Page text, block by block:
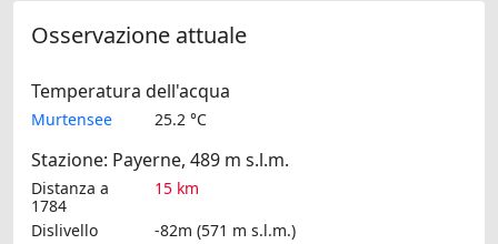
Osservazione attuale
Temperatura dell'acqua
Murtensee 25.2 °C
Stazione: Payerne, 489 m s.l.m.
Distanza a
1784
15 km
Dislivello
-82m (571 m s.l.m.)